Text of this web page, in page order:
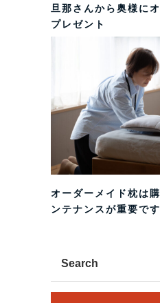
旦那さんから奥様に
プレゼント
オーダーメイド枕は
ンテナンスが重要です